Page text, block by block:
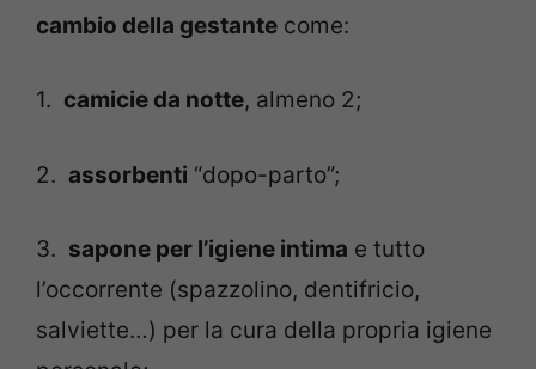
cambio della gestante come:
1. camicie da notte, almeno 2;
2. assorbenti “dopo-parto”;
3. sapone per l’igiene intima e tutto
l’occorrente (spazzolino, dentifricio,
salviette…) per la cura della propria igiene